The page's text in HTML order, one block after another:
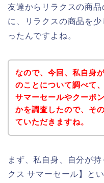
友達からリラクスの商
に、リラクスの商品を
ったんですよね。
なので、今回、私自身
のことについて調べて
サマーセールやクーポ
かを調査したので、そ
ていただきますね。
まず、私自身、自分が
クス サマーセール】と